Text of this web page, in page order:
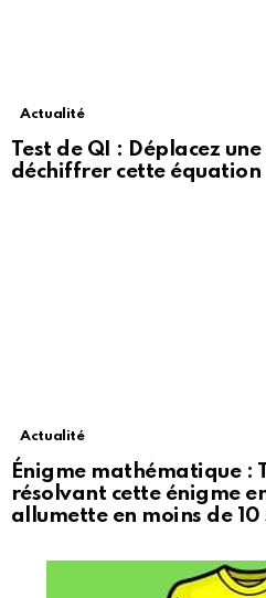
Actualité
Test de QI : Déplacez
déchiffrer cette équation
Actualité
Énigme mathématique :
résolvant cette énigme
allumette en moins de 10